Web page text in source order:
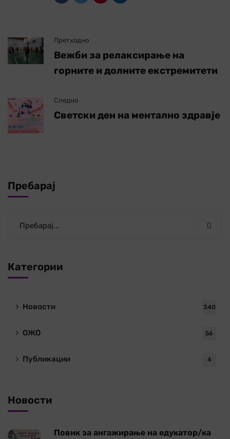
Претходно
Вежби за релаксирање на
горните и долните екстремитети
Следно
Светски ден на ментално здравје
Пребарај
Категории
Новости 340
ОЖО 56
Публикации 4
Новости
Повик за ангажирање на едукатор/ка